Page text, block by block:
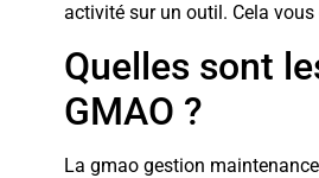
activité sur un outil. Cela
Quelles sont
GMAO ?
La gmao gestion